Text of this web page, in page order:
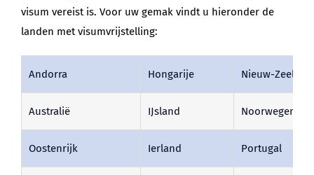
visum vereist is. Voor uw gemak vindt u hieronder de
landen met visumvrijstelling:
Andorra Hongarije Nieuw-Zeeland
Australië IJsland Noorwegen
Oostenrijk Ierland Portugal